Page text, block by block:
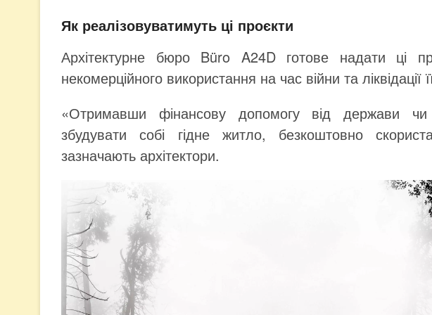
Як реалізовуватимуть ці проєкти
Архітектурне бюро Büro A24D готове надати ці
некомерційного використання на час війни та ліквідації
«Отримавши фінансову допомогу від держави
збудувати собі гідне житло, безкоштовно
зазначають архітектори.